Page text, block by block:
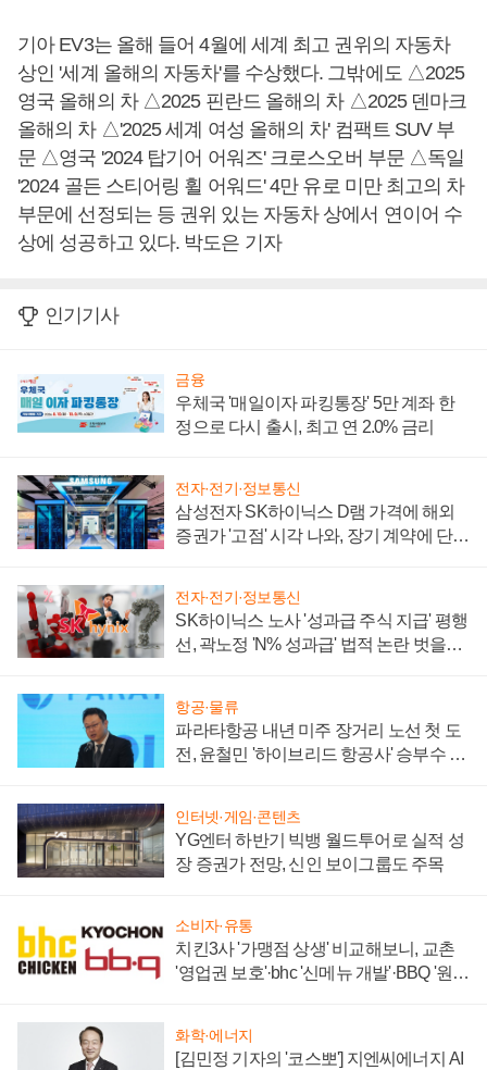
기아 EV3는 올해 들어 4월에 세계 최고 권위의 자동차
상인 '세계 올해의 자동차'를 수상했다. 그밖에도 △2025
영국 올해의 차 △2025 핀란드 올해의 차 △2025 덴마크
올해의 차 △'2025 세계 여성 올해의 차' 컴팩트 SUV 부
문 △영국 '2024 탑기어 어워즈' 크로스오버 부문 △독일
'2024 골든 스티어링 휠 어워드' 4만 유로 미만 최고의 차
부문에 선정되는 등 권위 있는 자동차 상에서 연이어 수
상에 성공하고 있다. 박도은 기자
인기기사
금융
우체국 '매일이자 파킹통장' 5만 계좌 한
정으로 다시 출시, 최고 연 2.0% 금리
전자·전기·정보통신
삼성전자 SK하이닉스 D램 가격에 해외
증권가 '고점' 시각 나와, 장기 계약에 단점
전자·전기·정보통신
SK하이닉스 노사 '성과급 주식 지급' 평행
선, 곽노정 'N% 성과급' 법적 논란 벗을지
항공·물류
파라타항공 내년 미주 장거리 노선 첫 도
전, 윤철민 '하이브리드 항공사' 승부수 통
인터넷·게임·콘텐츠
YG엔터 하반기 빅뱅 월드투어로 실적 성
장 증권가 전망, 신인 보이그룹도 주목
소비자·유통
치킨3사 '가맹점 상생' 비교해보니, 교촌
'영업권 보호'·bhc '신메뉴 개발'·BBQ '원가
화학·에너지
[김민정 기자의 '코스뽀'] 지엔씨에너지 AI